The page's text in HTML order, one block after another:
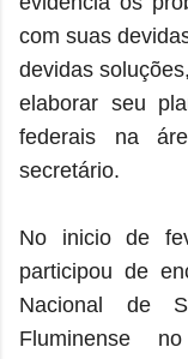
com suas
devidas
elaborar seu
federais na
secretário.
No inicio de
participou de
Nacional de
Fluminense